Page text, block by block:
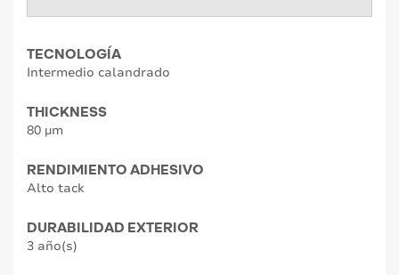
TECNOLOGÍA
Intermedio calandrado
THICKNESS
80 µm
RENDIMIENTO ADHESIVO
Alto tack
DURABILIDAD EXTERIOR
3 año(s)